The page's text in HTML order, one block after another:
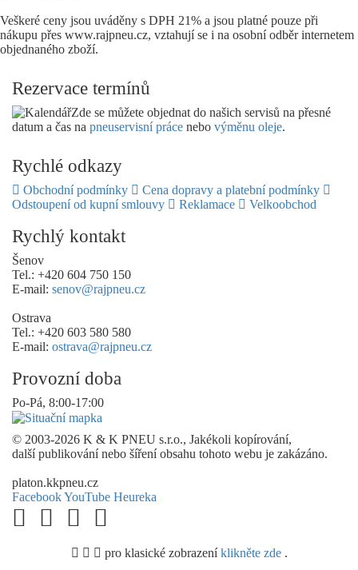
Veškeré ceny jsou uváděny s DPH 21% a jsou platné pouze při
nákupu přes www.rajpneu.cz, vztahují se i na osobní odběr internetem
objednaného zboží.
Rezervace termínů
Zde se můžete objednat do našich servisů na přesné
datum a čas na pneuservisní práce nebo výměnu oleje.
Rychlé odkazy
Obchodní podmínky
Cena dopravy a platební podmínky
Odstoupení od kupní smlouvy
Reklamace Velkoobchod
Rychlý kontakt
Šenov
Tel.: +420 604 750 150
E-mail: senov@rajpneu.cz
Ostrava
Tel.: +420 603 580 580
E-mail: ostrava@rajpneu.cz
Provozní doba
Po-Pá, 8:00-17:00
© 2003-2026 K & K PNEU s.r.o., Jakékoli kopírování,
další publikování nebo šíření obsahu tohoto webu je zakázáno.
platon.kkpneu.cz
FacebookYouTube Heureka
pro klasické zobrazeníklikněte zde.